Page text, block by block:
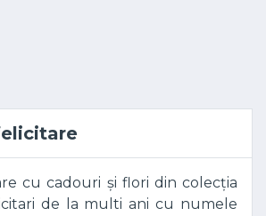
cu cadouri și flori din colecția
de la multi ani cu numele